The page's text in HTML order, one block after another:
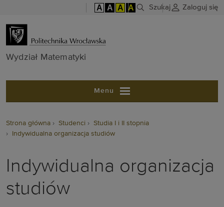
A A A A Szukaj Zaloguj się
Wydział
Wydział Matematyki
Menu
Strona główna Studenci
Studia I i II stopnia
Indywidualna organizacja studiów
Indywidualna organizacja
studiów